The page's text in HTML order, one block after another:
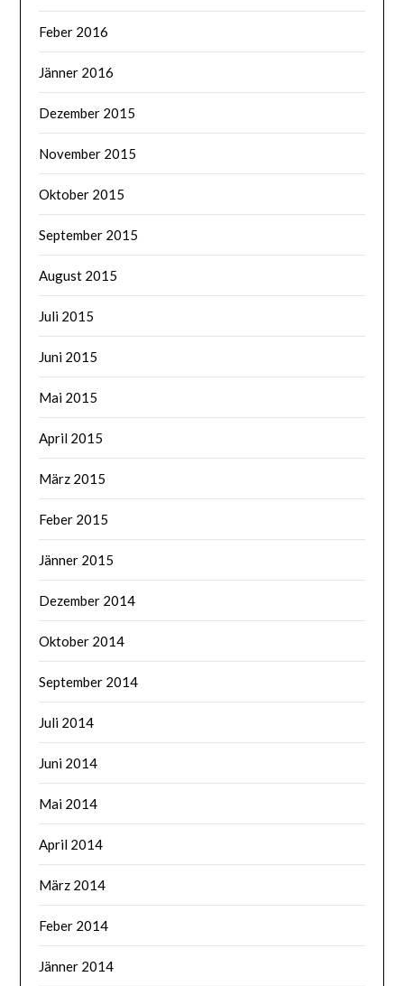
Feber 2016
Jänner 2016
Dezember 2015
November 2015
Oktober 2015
September 2015
August 2015
Juli 2015
Juni 2015
Mai 2015
April 2015
März 2015
Feber 2015
Jänner 2015
Dezember 2014
Oktober 2014
September 2014
Juli 2014
Juni 2014
Mai 2014
April 2014
März 2014
Feber 2014
Jänner 2014